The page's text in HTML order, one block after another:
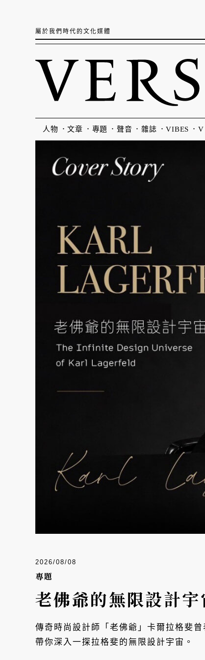
屬於我們時代的文化媒體
人物 文章 專題 聲音 雜誌 VIBES V
2026/08/08
專題
老佛爺的無限設計宇
傳奇時尚設計師「老佛爺」卡爾拉格斐
帶你深入一探拉格斐的無限設計宇宙。